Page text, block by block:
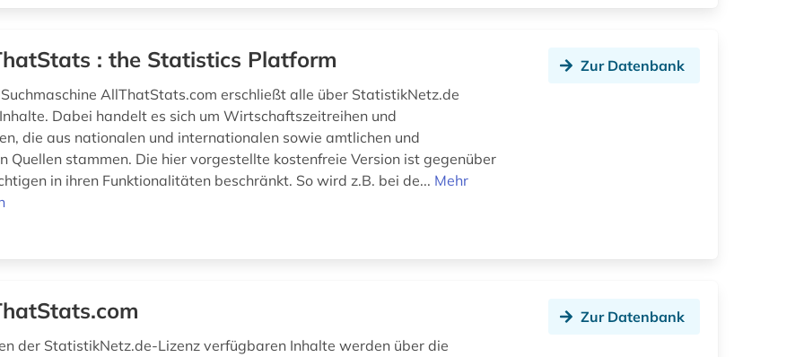
: the Statistics Platform
AllThatStats.com erschließt alle über StatistikNetz.de
Dabei handelt es sich um Wirtschaftszeitreihen und
die aus nationalen und internationalen sowie amtlichen und
Quellen stammen. Die hier vorgestellte kostenfreie Version ist gegenüber
in ihren Funktionalitäten beschränkt. So wird z.B. bei de... Mehr
Zur Datenbank
der StatistikNetz.de-Lizenz verfügbaren Inhalte werden über die
Zur Datenbank